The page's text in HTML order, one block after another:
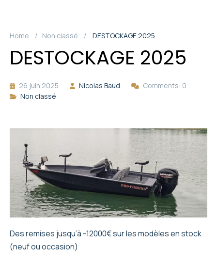
Home Non classé DESTOCKAGE 2025
DESTOCKAGE 2025
26 juin 2025 Nicolas Baud
Comments: 0
Non classé
Des remises jusqu’à -12000€ sur les modèles en stock
(neuf ou occasion)